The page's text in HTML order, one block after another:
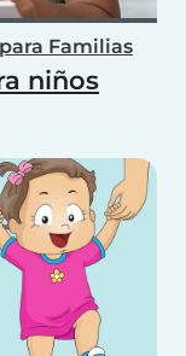
Familias
niños